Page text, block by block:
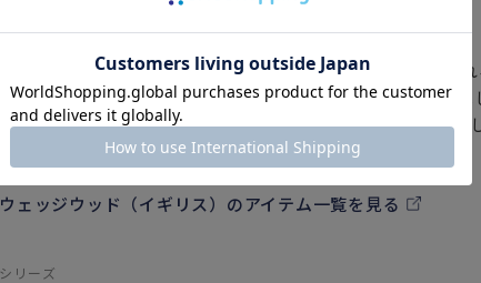
ウェッジウッド（Wedgwood）は「英国陶工の父」と呼ば
1759年に創立された洋食器ブランドです。イギリス王室を
ことで名声を確実なものとし、現代においてもその気高く
し続けています。
ウェッジウッド（イギリス）のアイテム一覧を見る
シリーズ